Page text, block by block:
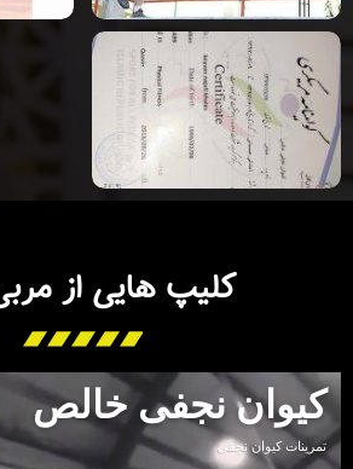
کلیپ هایی از
کیوان نجفی خالص
تمرینات کیوان نجفی